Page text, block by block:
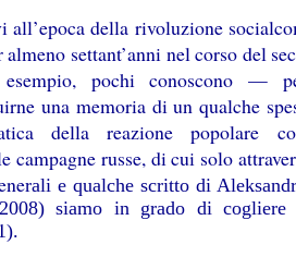
della rivoluzione
almeno settant’anni nel corso del
pochi conoscono —
una memoria di un qualche
della reazione popolare
campagne russe, di cui solo
rali e qualche scritto di
siamo in grado di cogliere